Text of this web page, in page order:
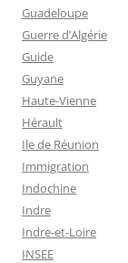
Guadeloupe
Guerre d’Algérie
Guide
Guyane
Haute-Vienne
Hérault
Ile de Réunion
Immigration
Indochine
Indre
Indre-et-Loire
INSEE